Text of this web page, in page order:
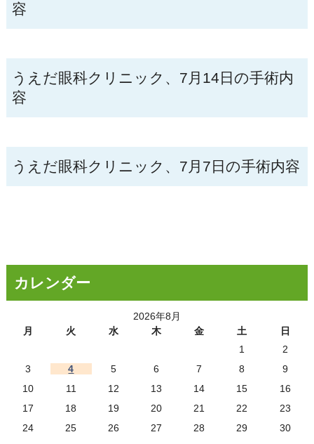
容
うえだ眼科クリニック、7月14日の手術内
容
うえだ眼科クリニック、7月7日の手術内容
カレンダー
2026年8月
月
火 水 木 金 土
日
1
2
3
4 5 6 7 8
9
10
11 12 13 14 15
16
17
18 19 20 21 22
23
24
25 26 27 28 29
30